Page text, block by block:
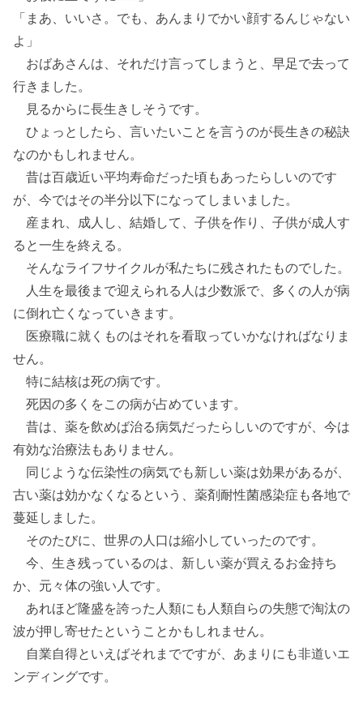
「まあ、いいさ。でも、あんまりでかい顔するんじゃない
よ」
おばあさんは、それだけ言ってしまうと、早足で去って
行きました。
見るからに長生きしそうです。
ひょっとしたら、言いたいことを言うのが長生きの秘訣
なのかもしれません。
昔は百歳近い平均寿命だった頃もあったらしいのです
が、今ではその半分以下になってしまいました。
産まれ、成人し、結婚して、子供を作り、子供が成人す
ると一生を終える。
そんなライフサイクルが私たちに残されたものでした。
人生を最後まで迎えられる人は少数派で、多くの人が病
に倒れ亡くなっていきます。
医療職に就くものはそれを看取っていかなければなりま
せん。
特に結核は死の病です。
死因の多くをこの病が占めています。
昔は、薬を飲めば治る病気だったらしいのですが、今は
有効な治療法もありません。
同じような伝染性の病気でも新しい薬は効果があるが、
古い薬は効かなくなるという、薬剤耐性菌感染症も各地で
蔓延しました。
そのたびに、世界の人口は縮小していったのです。
今、生き残っているのは、新しい薬が買えるお金持ち
か、元々体の強い人です。
あれほど隆盛を誇った人類にも人類自らの失態で淘汰の
波が押し寄せたということかもしれません。
自業自得といえばそれまでですが、あまりにも非道いエ
ンディングです。